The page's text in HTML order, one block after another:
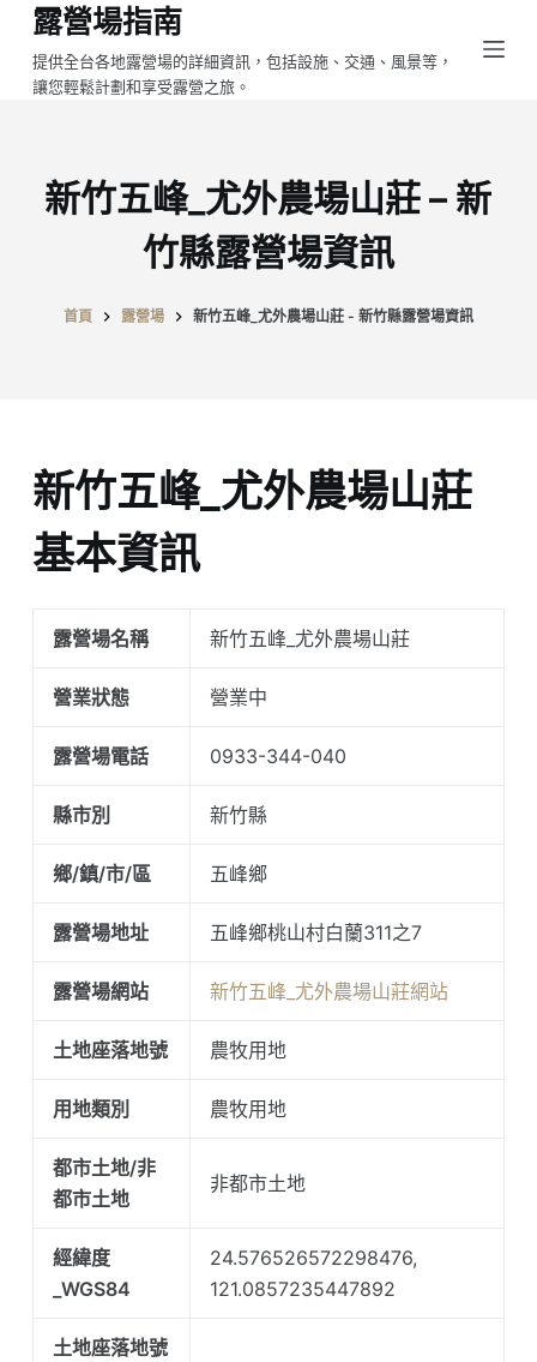
跳
至
主
露營場指南
提供全台各地露營場的詳細資訊，包括設施、交通、風景等，
讓您輕鬆計劃和享受露營之旅。
新竹五峰_尤外農場山莊 – 新
竹縣露營場資訊
首頁 露營場 新竹五峰_尤外農場山莊 - 新竹縣露營場資訊
新竹五峰_尤外農場山莊
基本資訊
露營場名稱 新竹五峰_尤外農場山莊
營業狀態 營業中
露營場電話 0933-344-040
縣市別 新竹縣
鄉/鎮/市/區 五峰鄉
露營場地址 五峰鄉桃山村白蘭311之7
露營場網站 新竹五峰_尤外農場山莊網站
土地座落地號 農牧用地
用地類別 農牧用地
都市土地/非
都市土地
非都市土地
經緯度
_WGS84
24.576526572298476,
121.0857235447892
土地座落地號